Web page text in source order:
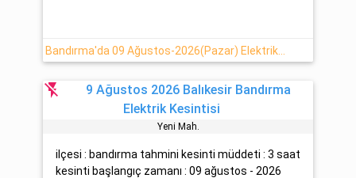
Bandırma'da 09 Ağustos-2026(Pazar) Elektrik Arıza Bilgisi
flash_off
9 Ağustos 2026 Balıkesir Bandırma
Elektrik Kesintisi
Yeni̇ Mah.
ilçesi : bandırma tahmini kesinti müddeti : 3 saat
kesinti başlangıç zamanı : 09 ağustos - 2026